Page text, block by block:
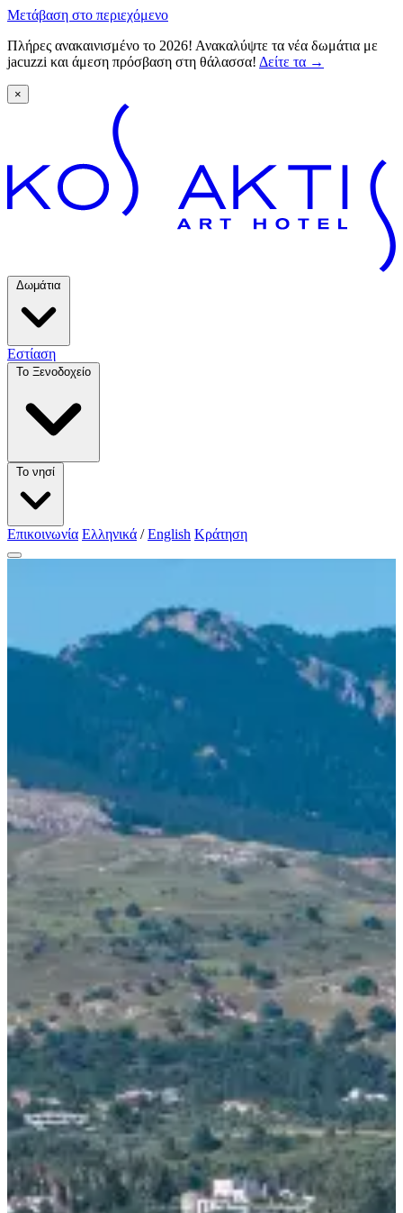
Μετάβαση στο περιεχόμενο
Πλήρες ανακαινισμένο το 2026! Ανακαλύψτε τα νέα δωμάτια με
jacuzzi και άμεση πρόσβαση στη θάλασσα! Δείτε τα →
×
Δωμάτια
Εστίαση
Το Ξενοδοχείο
Το νησί
Επικοινωνία Ελληνικά / English Κράτηση